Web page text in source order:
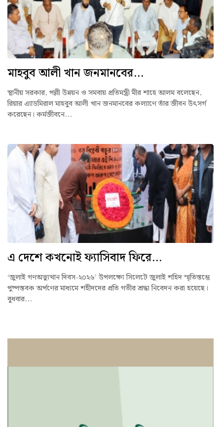
মাহবুব আলী খান জনমানবের...
স্থানীয় সরকার, পল্লী উন্নয়ন ও সমবায় প্রতিমন্ত্রী মীর শাহে আলম বলেছেন,
রিয়ার এ্যাডমিরাল মাহবুব আলী খান জনমানবের কল্যাণে তাঁর জীবন উৎসর্গ
করেছেন। কর্মজীবনে...
এ দেশে কখনোই ফ্যাসিবাদ ফিরে...
‘জুলাই গণঅভ্যুত্থান দিবস-২০২৬’ উপলক্ষ্যে সিলেটে জুলাই শহিদ স্মৃতিস্তম্ভে
পুষ্পস্তবক অর্পণের মাধ্যমে শহীদদের প্রতি গভীর শ্রদ্ধা নিবেদন করা হয়েছে।
বুধবার...